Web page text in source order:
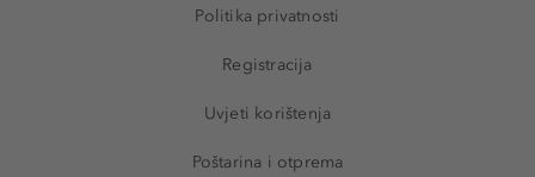
Politika privatnosti
Registracija
Uvjeti korištenja
Poštarina i otprema